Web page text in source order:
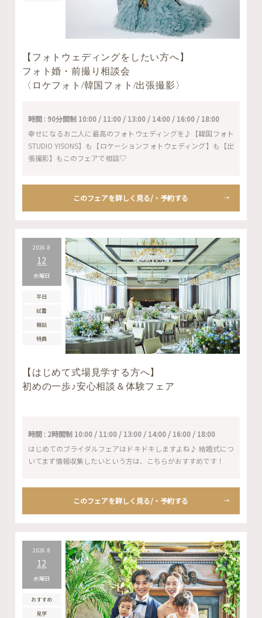
【フォトウェディングをしたい方へ】
フォト婚・前撮り相談会
〈ロケフォト/韓国フォト/出張撮影〉
時間 : 90分間制 10:00 / 11:00 / 13:00 / 14:00 / 16:00 / 18:00
幸せになるお二人に最高のフォトウェディングを♪【韓国フォト
STUDIO YISONS】も【ロケーションフォトウェディング】も【出
張撮影】もこのフェアで相談♡
このフェアを詳しく見る/・予約する
2026.8
12
水曜日
平日
試着
相談
特典
【はじめて式場見学する方へ】
初めの一歩♪安心相談＆体験フェア
時間 : 2時間制 10:00 / 11:00 / 13:00 / 14:00 / 16:00 / 18:00
はじめてのブライダルフェアはドキドキしますよね♪ 結婚式につ
いてまず情報収集したいという方は、こちらがおすすめです！
このフェアを詳しく見る/・予約する
2026.8
12
水曜日
おすすめ
見学